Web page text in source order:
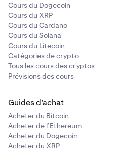
Cours du Dogecoin
Cours du XRP
Cours du Cardano
Cours du Solana
Cours du Litecoin
Catégories de crypto
Tous les cours des cryptos
Prévisions des cours
Guides d’achat
Acheter du Bitcoin
Acheter de l’Ethereum
Acheter du Dogecoin
Acheter du XRP